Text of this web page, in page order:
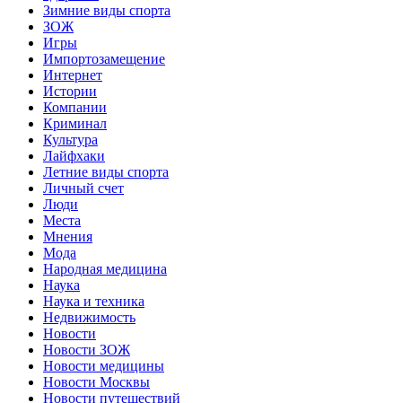
Зимние виды спорта
ЗОЖ
Игры
Импортозамещение
Интернет
Истории
Компании
Криминал
Культура
Лайфхаки
Летние виды спорта
Личный счет
Люди
Места
Мнения
Мода
Народная медицина
Наука
Наука и техника
Недвижимость
Новости
Новости ЗОЖ
Новости медицины
Новости Москвы
Новости путешествий